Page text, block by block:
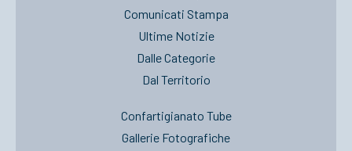
Comunicati Stampa
Ultime Notizie
Dalle Categorie
Dal Territorio
Confartigianato Tube
Gallerie Fotografiche